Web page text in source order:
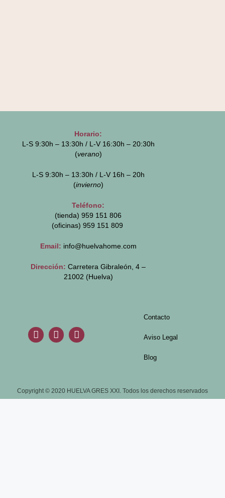
Horario:
L-S 9:30h – 13:30h / L-V 16:30h – 20:30h
(verano)
L-S 9:30h – 13:30h / L-V 16h – 20h
(invierno)
Teléfono:
(tienda) 959 151 806
(oficinas) 959 151 809
Email: info@huelvahome.com
Dirección: Carretera Gibraleón, 4 –
21002 (Huelva)
Contacto
Aviso Legal
Blog
Copyright © 2020 HUELVA GRES XXI. Todos los derechos reservados